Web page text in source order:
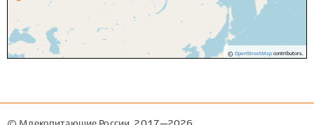
© OpenStreetMapcontributors.